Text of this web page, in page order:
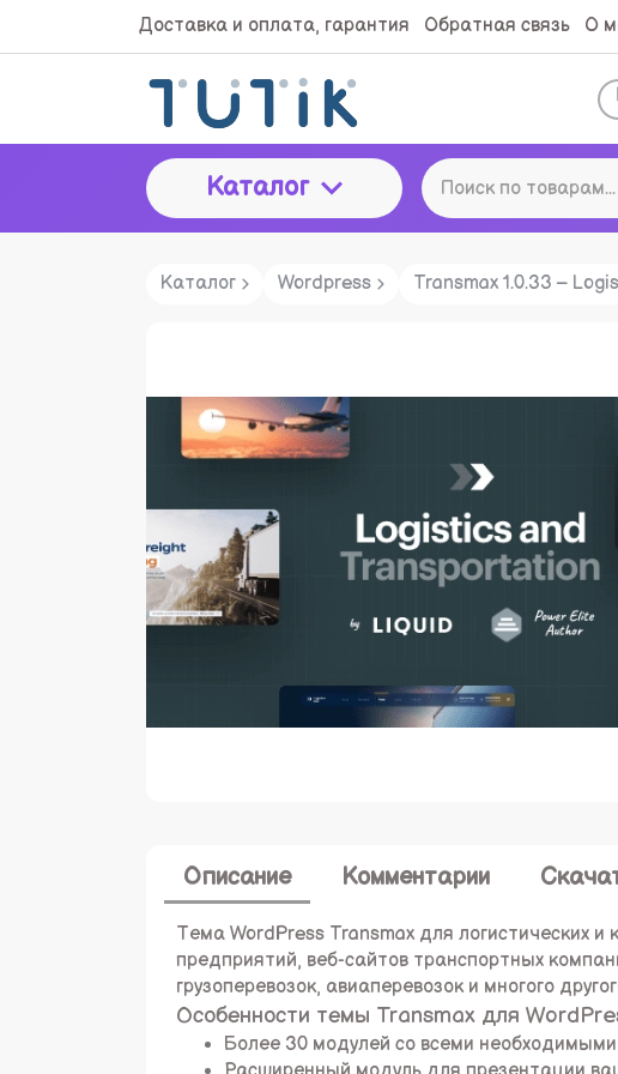
Доставка и оплата, гарантия Обратная связь О
Каталог
Каталог Wordpress Transmax 1.0.33 –
Описание Комментарии
Тема WordPress Transmax для логистических
предприятий, веб-сайтов транспортных
грузоперевозок, авиаперевозок и многого
Особенности темы Transmax для
Более 30 модулей со всеми